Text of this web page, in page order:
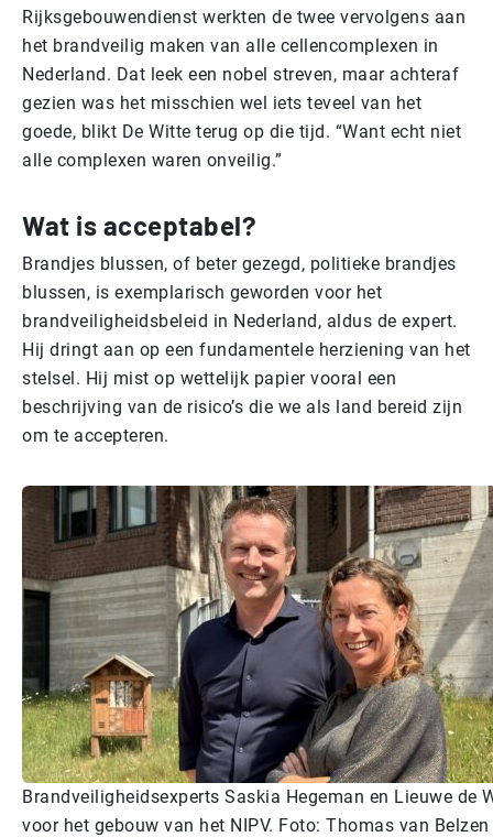
Rijksgebouwendienst werkten de twee vervolgens aan
het brandveilig maken van alle cellencomplexen in
Nederland. Dat leek een nobel streven, maar achteraf
gezien was het misschien wel iets teveel van het
goede, blikt De Witte terug op die tijd. “Want echt niet
alle complexen waren onveilig.”
Wat is acceptabel?
Brandjes blussen, of beter gezegd, politieke brandjes
blussen, is exemplarisch geworden voor het
brandveiligheidsbeleid in Nederland, aldus de expert.
Hij dringt aan op een fundamentele herziening van het
stelsel. Hij mist op wettelijk papier vooral een
beschrijving van de risico’s die we als land bereid zijn
om te accepteren.
Brandveiligheidsexperts Saskia Hegeman en Lieuwe de
voor het gebouw van het NIPV. Foto: Thomas van Belzen